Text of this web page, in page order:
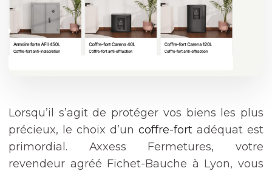
Lorsqu’il s’agit de protéger vos biens les plus
précieux, le choix d’un coffre-fort adéquat est
primordial. Axxess Fermetures, votre
revendeur agréé Fichet-Bauche à Lyon, vous